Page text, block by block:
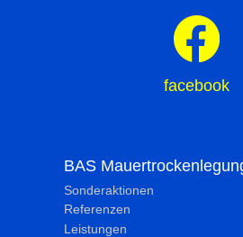
facebook
BAS
Sonderaktionen
Referenzen
Leistungen